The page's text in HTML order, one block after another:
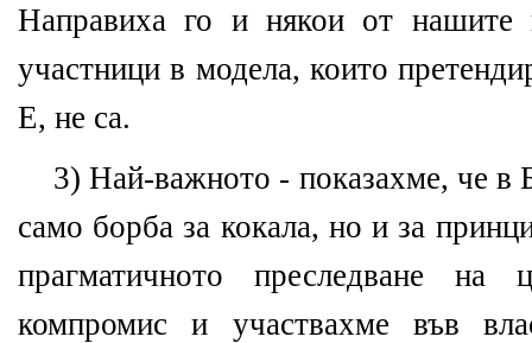
Направиха го и някои от нашите
участници в модела, които
Е, не са.
3) Най-важното - показахме, че в
само борба за кокала, но и за
прагматичното преследване на
компромис и участвахме във